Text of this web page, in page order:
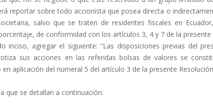
reportar sobre todo accionista que posea directa o
salvo que se traten de residentes fiscales en
de conformidad con los artículos 3, 4 y 7 de la presente
inciso, agregar el siguiente: “Las disposiciones previas del
sus acciones en las referidas bolsas de valores se
aplicación del numeral 5 del artículo 3 de la presente
que se detallan a continuación: